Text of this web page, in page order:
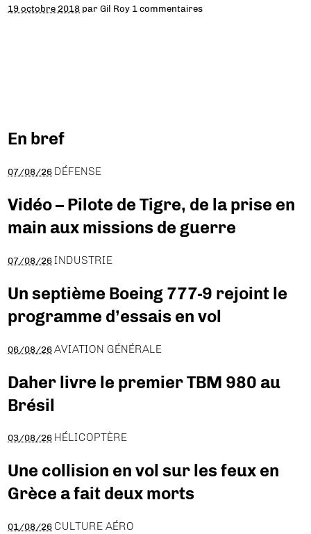
19 octobre 2018 parGil Roy 1 commentaires
En bref
07/08/26 DÉFENSE
Vidéo – Pilote de Tigre, de la prise en
main aux missions de guerre
07/08/26 INDUSTRIE
Un septième Boeing 777-9 rejoint le
programme d’essais en vol
06/08/26 AVIATION GÉNÉRALE
Daher livre le premier TBM 980 au
Brésil
03/08/26 HÉLICOPTÈRE
Une collision en vol sur les feux en
Grèce a fait deux morts
01/08/26 CULTURE AÉRO